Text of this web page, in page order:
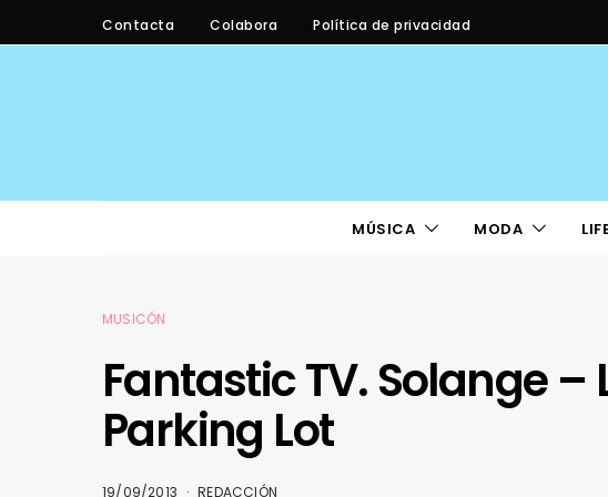
Contacta Colabora Política de privacidad
MÚSICA MODA
MUSICÓN
Fantastic TV. Solange –
Parking Lot
19/09/2013 REDACCIÓN